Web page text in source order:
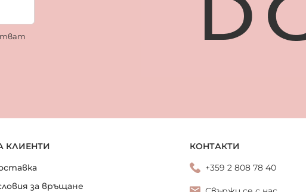
КЛИЕНТИ
за връщане
КОНТАКТИ
+359 2 808 78 40